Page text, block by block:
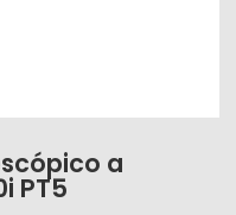
a
PT5